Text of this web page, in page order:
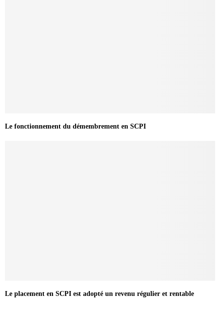
Le fonctionnement du démembrement en SCPI
Le placement en SCPI est adopté un revenu régulier et rentable